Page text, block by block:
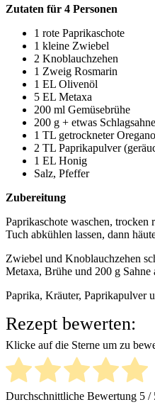
Zutaten für 4 Personen
1 rote Paprikaschote
1 kleine Zwiebel
2 Knoblauchzehen
1 Zweig Rosmarin
1 EL Olivenöl
5 EL Metaxa
200 ml Gemüsebrühe
200 g + etwas Schlagsahne
1 TL getrockneter Oregano
2 TL Paprikapulver
1 EL Honig
Salz, Pfeffer
Zubereitung
Paprikaschote waschen,
Tuch abkühlen lassen, dann
Zwiebel und Knoblauchzehen
Metaxa, Brühe und 200 g Sahne
Paprika, Kräuter, Paprikapulver
Rezept bewerten:
Klicke auf die Sterne um zu
Durchschnittliche Bewertung 5 /